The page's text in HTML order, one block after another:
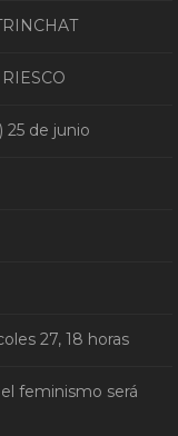
25 de junio
27, 18 horas
feminismo será